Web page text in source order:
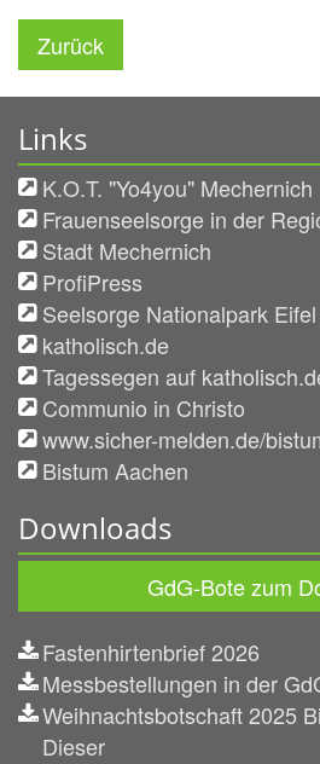
Zurück
Links
K.O.T. "Yo4you" Mechernich
Frauenseelsorge in der
Stadt Mechernich
ProfiPress
Seelsorge Nationalpark
katholisch.de
Tagessegen auf
Communio in Christo
www.sicher-melden.de/
Bistum Aachen
Downloads
GdG-Bote zum
Fastenhirtenbrief 2026
Messbestellungen in der
Weihnachtsbotschaft 2025
Dieser